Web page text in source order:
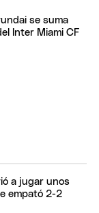
se suma
Inter Miami CF
a jugar unos
empató 2-2